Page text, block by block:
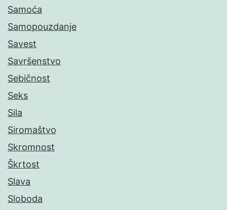
Samoća
Samopouzdanje
Savest
Savršenstvo
Sebičnost
Seks
Sila
Siromaštvo
Skromnost
Škrtost
Slava
Sloboda